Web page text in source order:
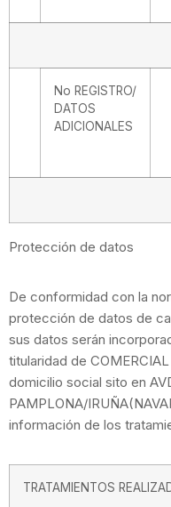
No REGISTRO/
DATOS
ADICIONALES
Protección de datos
De conformidad con la
protección de datos de
sus datos serán
titularidad de
domicilio social sito en
PAMPLONA/
información de los
TRATAMIENTOS